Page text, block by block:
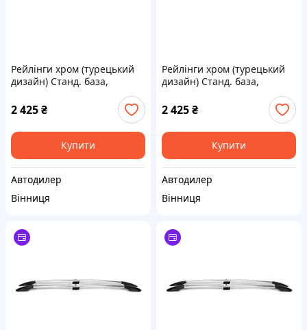
Рейлінги хром (турецький
дизайн) Станд. база,
Peugeot Partner/Rifter 2019-
рр
2 425₴
Купити
Автодилер
Вінниця
Рейлінги хром (турецький
дизайн) Станд. база,
Пластикові ніжки для Toyota
Proace City 2016- рр
2 425₴
Купити
Автодилер
Вінниця